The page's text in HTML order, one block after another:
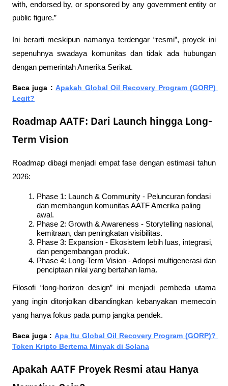
with, endorsed by, or sponsored by any government entity or
public figure.”
Ini berarti meskipun namanya terdengar “resmi”, proyek ini
sepenuhnya swadaya komunitas dan tidak ada hubungan
dengan pemerintah Amerika Serikat.
Baca juga : Apakah Global Oil Recovery Program (GORP)
Legit?
Roadmap AATF: Dari Launch hingga Long-
Term Vision
Roadmap dibagi menjadi empat fase dengan estimasi tahun
2026:
Phase 1: Launch & Community - Peluncuran fondasi
dan membangun komunitas AATF Amerika paling
awal.
Phase 2: Growth & Awareness - Storytelling nasional,
kemitraan, dan peningkatan visibilitas.
Phase 3: Expansion - Ekosistem lebih luas, integrasi,
dan pengembangan produk.
Phase 4: Long-Term Vision - Adopsi multigenerasi dan
penciptaan nilai yang bertahan lama.
Filosofi “long-horizon design” ini menjadi pembeda utama
yang ingin ditonjolkan dibandingkan kebanyakan memecoin
yang hanya fokus pada pump jangka pendek.
Baca juga : Apa Itu Global Oil Recovery Program (GORP)?
Token Kripto Bertema Minyak di Solana
Apakah AATF Proyek Resmi atau Hanya